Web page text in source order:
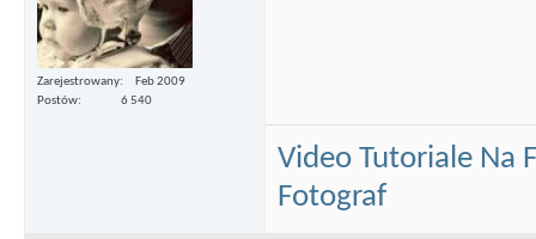
Zarejestrowany
Feb 2009
Postów
6 540
Video Tutoriale Na
Fotograf